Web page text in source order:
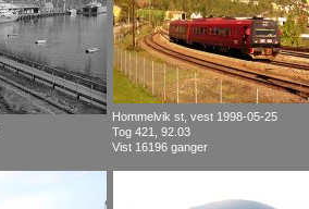
Hommelvik st, vest 1998-05-25
Tog 421, 92.03
Vist 16196 ganger